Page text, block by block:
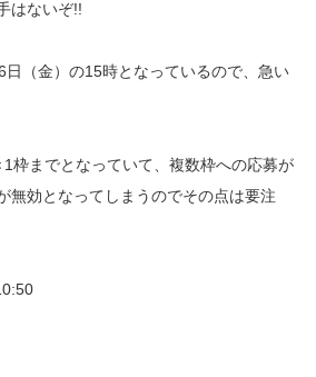
はないぞ!!
（金）の15時となっているので、急い
枠までとなっていて、複数枠への応募が
無効となってしまうのでその点は要注